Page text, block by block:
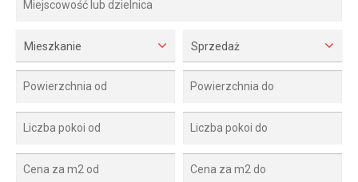
Mieszkanie Sprzedaż